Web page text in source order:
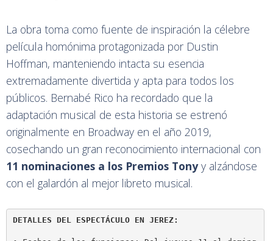
La obra toma como fuente de inspiración la célebre
película homónima protagonizada por Dustin
Hoffman, manteniendo intacta su esencia
extremadamente divertida y apta para todos los
públicos. Bernabé Rico ha recordado que la
adaptación musical de esta historia se estrenó
originalmente en Broadway en el año 2019,
cosechando un gran reconocimiento internacional con
11 nominaciones a los Premios Tonyy alzándose
con el galardón al mejor libreto musical.